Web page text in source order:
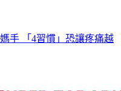
手 「4習慣」恐讓疼痛越